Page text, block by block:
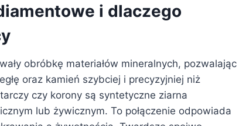
i dlaczego
obróbkę materiałów mineralnych, pozwalając
oraz kamień szybciej i precyzyjniej niż
czy korony są syntetyczne ziarna
lub żywicznym. To połączenie odpowiada